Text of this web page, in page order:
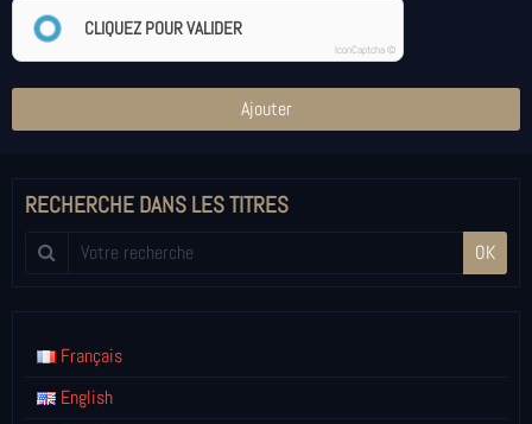
CLIQUEZ POUR VALIDER
IconCaptcha ©
Ajouter
RECHERCHE DANS LES TITRES
OK
Français
English